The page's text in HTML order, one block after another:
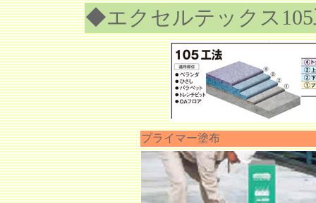
◆エクセルテックス
プライマー塗布